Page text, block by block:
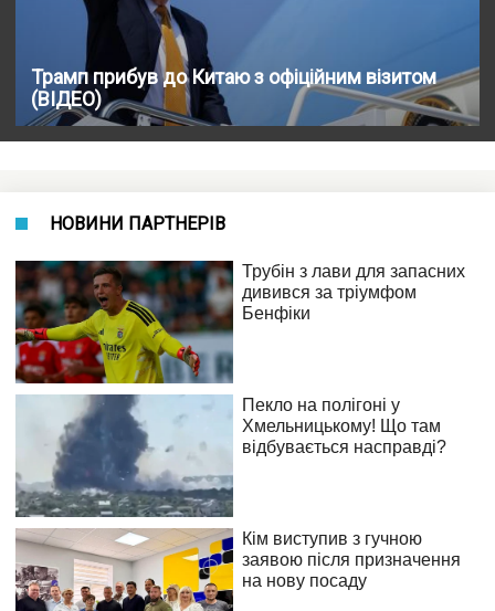
Трамп прибув до Китаю з офіційним візитом
(ВІДЕО)
НОВИНИ ПАРТНЕРІВ